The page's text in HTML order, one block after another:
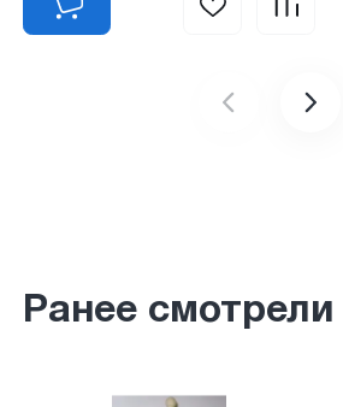
Ранее смотрели